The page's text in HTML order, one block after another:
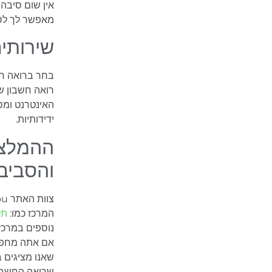
אין שום
מאפשר לך
בחר ברואה
רואה חשבון
האינטרנט
ידידותיות.
המרכז כמו:
נוספים
אם אתה
שאנו